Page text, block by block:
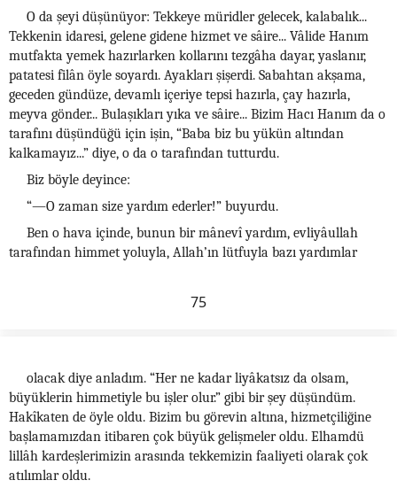
O da şeyi düşünüyor: Tekkeye müridler gelecek, kalabalık...
Tekkenin idaresi, gelene gidene hizmet ve sâire... Vâlide Hanım
mutfakta yemek hazırlarken kollarını tezgâha dayar, yaslanır,
patatesi filân öyle soyardı. Ayakları şişerdi. Sabahtan akşama,
geceden gündüze, devamlı içeriye tepsi hazırla, çay hazırla,
meyva gönder... Bulaşıkları yıka ve sâire... Bizim Hacı Hanım da o
tarafını düşündüğü için işin, “Baba biz bu yükün altından
kalkamayız...” diye, o da o tarafından tutturdu.
Biz böyle deyince:
“—O zaman size yardım ederler!” buyurdu.
Ben o hava içinde, bunun bir mânevî yardım, evliyâullah
tarafından himmet yoluyla, Allah’ın lütfuyla bazı yardımlar
75
olacak diye anladım. “Her ne kadar liyâkatsız da olsam,
büyüklerin himmetiyle bu işler olur.” gibi bir şey düşündüm.
Hakîkaten de öyle oldu. Bizim bu görevin altına, hizmetçiliğine
başlamamızdan itibaren çok büyük gelişmeler oldu. Elhamdü
lillâh kardeşlerimizin arasında tekkemizin faaliyeti olarak çok
atılımlar oldu.